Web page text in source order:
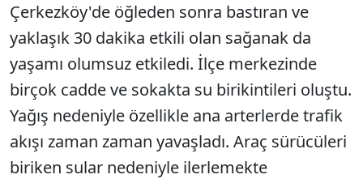
Çerkezköy'de öğleden sonra bastıran ve
yaklaşık 30 dakika etkili olan sağanak da
yaşamı olumsuz etkiledi. İlçe merkezinde
birçok cadde ve sokakta su birikintileri oluştu.
Yağış nedeniyle özellikle ana arterlerde trafik
akışı zaman zaman yavaşladı. Araç sürücüleri
biriken sular nedeniyle ilerlemekte